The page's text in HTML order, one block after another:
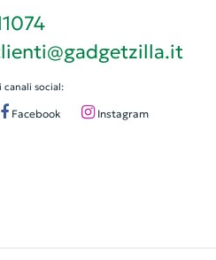
canali social:
Facebook Instagram